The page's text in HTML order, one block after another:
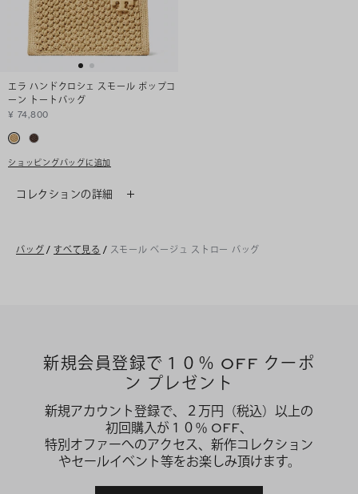
エラ ハンドクロシェ スモール ポップコ
ーン トートバッグ
¥ 74,800
ショッピングバッグに追加
コレクションの詳細
バッグ / すべて見る / スモール ベージュ ストロー バッグ
新規会員登録で１０％ OFF クーポ
ン プレゼント
新規アカウント登録で、２万円（税込）以上の
初回購入が１０％ OFF、
特別オファーへのアクセス、新作コレクション
やセールイベント等をお楽しみ頂けます。